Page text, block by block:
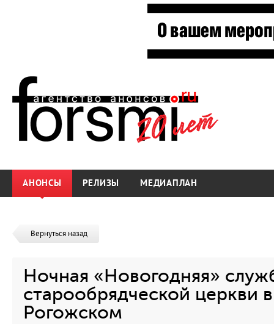
АНОНСЫ РЕЛИЗЫ МЕДИАПЛАН
Вернуться назад
Ночная «Новогодняя»
старообрядческой церкви
Рогожском